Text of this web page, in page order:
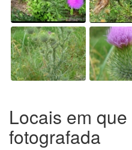
Locais em
fotografada